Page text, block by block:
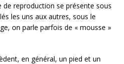
de reproduction se présente sous
les uns aux autres, sous le
on parle parfois de « mousse »
en général, un pied et un